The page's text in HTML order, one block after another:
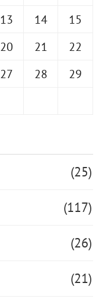
13 14
15
20 21
22
27 28
29
(25)
(117)
(26)
(21)